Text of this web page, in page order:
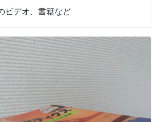
ビデオ、書籍など